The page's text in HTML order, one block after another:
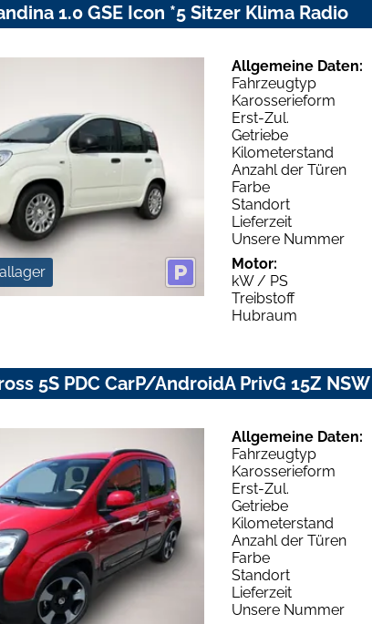
1.0 GSE Icon *5 Sitzer Klima Radio
Allgemeine Daten:
Fahrzeugtyp
Karosserieform
Erst-Zul.
Getriebe
Kilometerstand
Anzahl der Türen
Farbe
Standort
Lieferzeit
Unsere Nummer
Motor:
kW / PS
Treibstoff
Hubraum
5S PDC CarP/AndroidA PrivG 15Z NSW
Allgemeine Daten:
Fahrzeugtyp
Karosserieform
Erst-Zul.
Getriebe
Kilometerstand
Anzahl der Türen
Farbe
Standort
Lieferzeit
Unsere Nummer